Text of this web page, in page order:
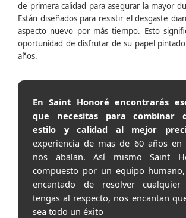
de primera calidad para asegurar la mayor
Están diseñados para resistir el desgaste
aspecto nuevo por más tiempo. Esto
oportunidad de disfrutar de su papel
años.
En Saint Honoré encontrarás
que necesitas para combinar
estilo y calidad al mejor
experiencia de mas de 60 años en
nos abalan. Así mismo Saint
compuesto por un equipo
encantado de resolver
tengas al respecto, nos encantan
sea todo un éxito